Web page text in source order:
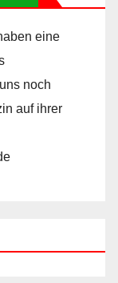
eine
noch
auf ihrer